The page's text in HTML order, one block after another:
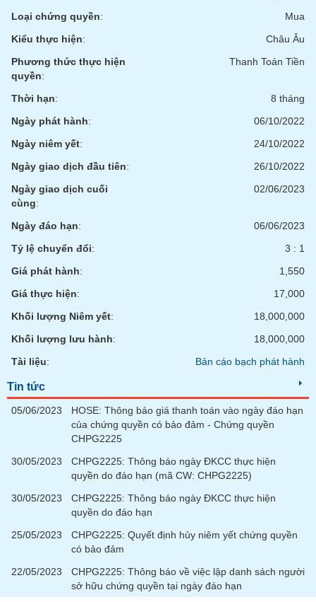
Loại chứng quyền:
Mua
Kiểu thực hiện:
Châu Âu
Phương thức thực hiện
quyền:
Thanh Toán Tiền
Thời hạn:
8 tháng
Ngày phát hành:
06/10/2022
Ngày niêm yết:
24/10/2022
Ngày giao dịch đầu tiên:
26/10/2022
Ngày giao dịch cuối
cùng:
02/06/2023
Ngày đáo hạn:
06/06/2023
Tỷ lệ chuyển đổi:
3 : 1
Giá phát hành:
1,550
Giá thực hiện:
17,000
Khối lượng Niêm yết:
18,000,000
Khối lượng lưu hành:
18,000,000
Tài liệu: Bản cáo bạch phát hành
Tin tức
05/06/2023
HOSE: Thông báo giá thanh toán vào ngày đáo hạn
của chứng quyền có bảo đảm - Chứng quyền
CHPG2225
30/05/2023
CHPG2225: Thông báo ngày ĐKCC thực hiện
quyền do đáo hạn (mã CW: CHPG2225)
30/05/2023
CHPG2225: Thông báo ngày ĐKCC thực hiện
quyền do đáo hạn
25/05/2023
CHPG2225: Quyết định hủy niêm yết chứng quyền
có bảo đảm
22/05/2023
CHPG2225: Thông báo về việc lập danh sách người
sở hữu chứng quyền tại ngày đáo hạn
Thuật
(-)
vụ
(-)
tạo
tài
chính
Công
đầu
tư
Truyền
tài
Dữ